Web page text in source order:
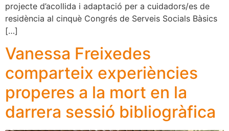
projecte d’acollida i adaptació per a cuidadors/es de
residència al cinquè Congrés de Serveis Socials Bàsics
[…]
Vanessa Freixedes
comparteix experiències
properes a la mort en la
darrera sessió bibliogràfica